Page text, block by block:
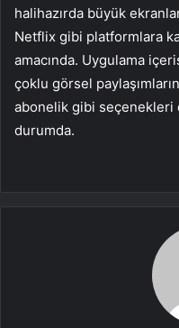
halihazırda büyük
Netflix gibi platformlara
amacında. Uygulama
çoklu görsel
abonelik gibi
durumda.